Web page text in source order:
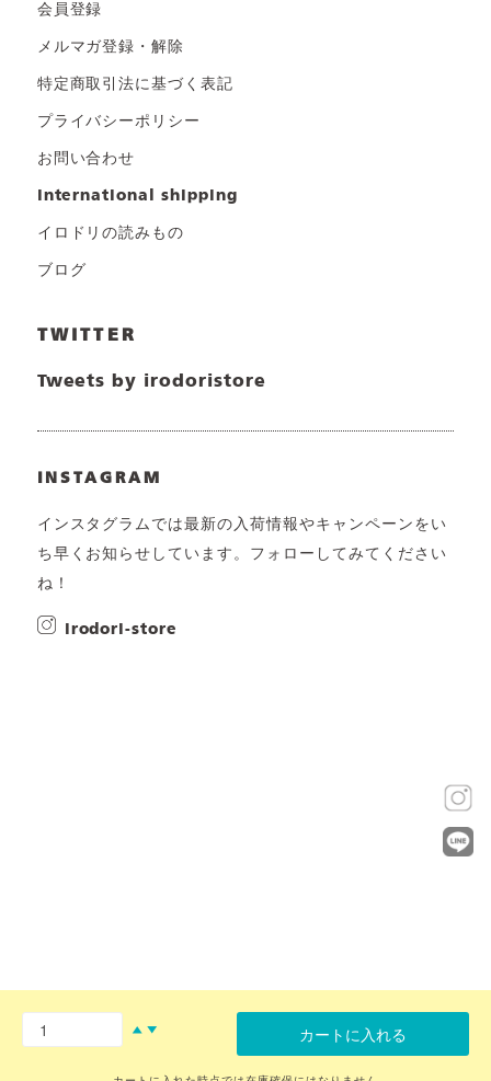
会員登録
メルマガ登録・解除
特定商取引法に基づく表記
プライバシーポリシー
お問い合わせ
international shipping
イロドリの読みもの
ブログ
TWITTER
Tweets by irodoristore
INSTAGRAM
インスタグラムでは最新の入荷情報やキャンペーンをい
ち早くお知らせしています。フォローしてみてください
ね！
irodori-store